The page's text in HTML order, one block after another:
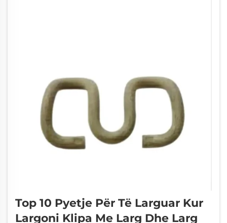
Top 10 Pyetje Për Të Larguar Kur
Largoni Klipa Me Larg Dhe Larg